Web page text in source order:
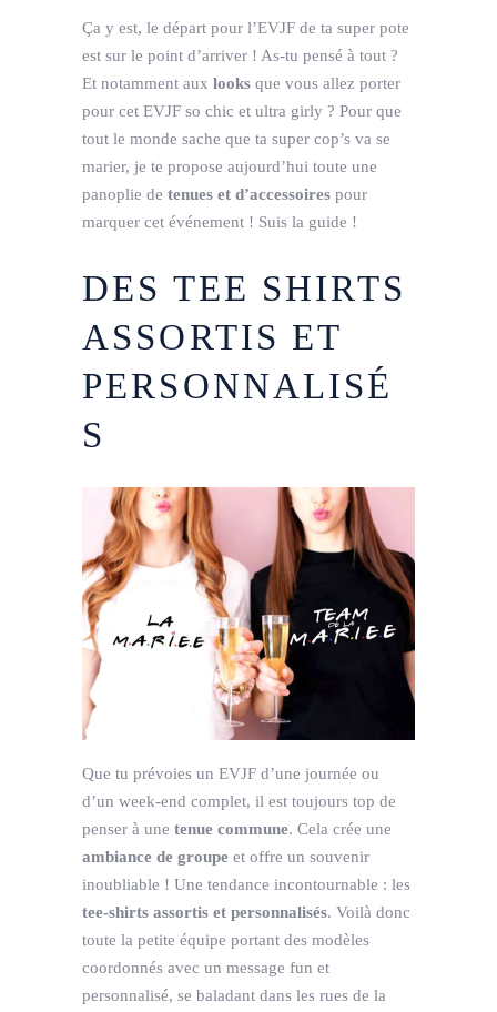
Ça y est, le départ pour l’EVJF de ta super pote
est sur le point d’arriver ! As-tu pensé à tout ?
Et notamment aux looks que vous allez porter
pour cet EVJF so chic et ultra girly ? Pour que
tout le monde sache que ta super cop’s va se
marier, je te propose aujourd’hui toute une
panoplie de tenues et d’accessoires pour
marquer cet événement ! Suis la guide !
DES TEE SHIRTS
ASSORTIS ET
PERSONNALISÉ
S
Que tu prévoies un EVJF d’une journée ou
d’un week-end complet, il est toujours top de
penser à une tenue commune. Cela crée une
ambiance de groupe et offre un souvenir
inoubliable ! Une tendance incontournable : les
tee-shirts assortis et personnalisés. Voilà donc
toute la petite équipe portant des modèles
coordonnés avec un message fun et
personnalisé, se baladant dans les rues de la